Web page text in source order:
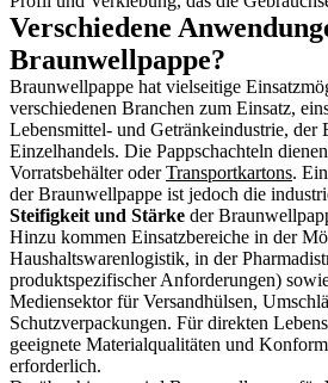
Verschiedene
Braunwellpappe?
Braunwellpappe hat vielseitige
verschiedenen Branchen zum Einsatz,
Lebensmittel- und Getränkeindustrie, der
Einzelhandels. Die Pappschachteln
Vorratsbehälter oderTransportkartons.
der Braunwellpappe ist jedoch die
Steifigkeit und Stärke der
Hinzu kommen Einsatzbereiche in der
Haushaltswarenlogistik, in der
produktspezifischer Anforderungen)
Mediensektor für Versandhülsen,
Schutzverpackungen. Für direkten
geeignete Materialqualitäten und
erforderlich.